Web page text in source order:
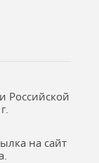
Российской
на сайт